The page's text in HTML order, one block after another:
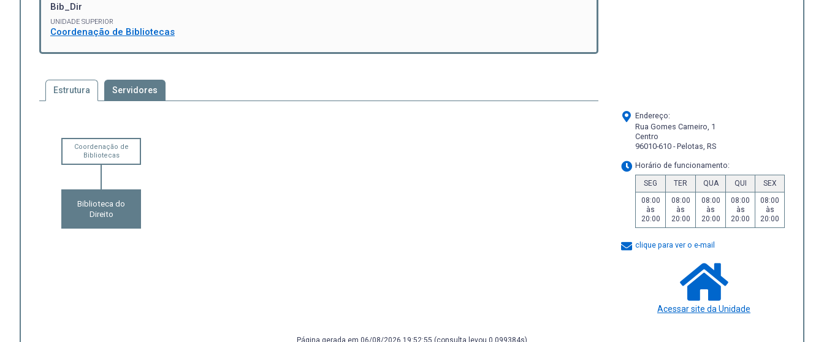
Bib_Dir
UNIDADE SUPERIOR
Coordenação de Bibliotecas
Estrutura Servidores
Coordenação de
Bibliotecas
Biblioteca do
Direito
Endereço:
Rua Gomes Carneiro, 1
Centro
96010-610 - Pelotas, RS
Horário de funcionamento:
SEG TER QUA QUI
SEX
08:00
às
20:00
08:00
às
20:00
08:00
às
20:00
08:00
às
20:00
08:00
às
20:00
clique para ver o e-mail
Acessar site da Unidade
Página gerada em 06/08/2026 19:52:55 (consulta levou 0.099384s)